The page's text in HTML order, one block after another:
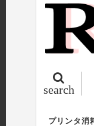
search
プリンタ消